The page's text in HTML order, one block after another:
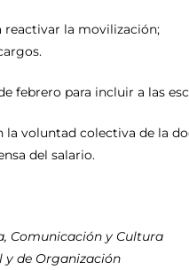
reactivar la movilización;
febrero para incluir a las
la voluntad colectiva de la
del salario.
Comunicación y Cultura
y de Organización